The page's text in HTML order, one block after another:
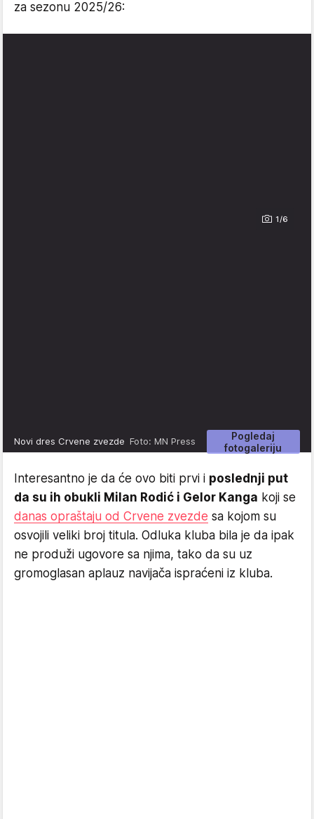
za sezonu 2025/26:
1/6
Pogledaj
fotogaleriju
Novi dres Crvene zvezde Foto: MN Press
Interesantno je da će ovo biti prvi i poslednji put
da su ih obukli Milan Rodić i Gelor Kanga koji se
danas opraštaju od Crvene zvezde sa kojom su
osvojili veliki broj titula. Odluka kluba bila je da ipak
ne produži ugovore sa njima, tako da su uz
gromoglasan aplauz navijača ispraćeni iz kluba.